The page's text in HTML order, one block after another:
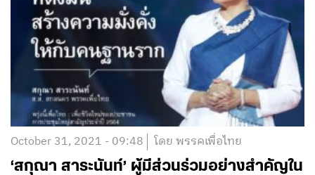
October 31, 2021 - 09:48 โดย พรรคเพื่อไทย
‘สกุณา สาระนันท์’ ผู้มีส่วนร่วมอย่างสำคัญใน